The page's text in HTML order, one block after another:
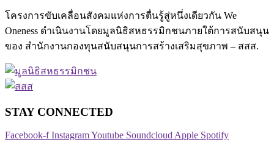
โครงการขับเคลื่อนสังคมแห่งการตื่นรู้สู่หนึ่งเดียวกัน We
Oneness ดำเนินงานโดยมูลนิธิสหธรรมิกชนภายใต้การสนับสนุน
ของ สำนักงานกองทุนสนับสนุนการสร้างเสริมสุขภาพ – สสส.
STAY CONNECTED​
Facebook-f InstagramYoutube SoundcloudApple Spotify